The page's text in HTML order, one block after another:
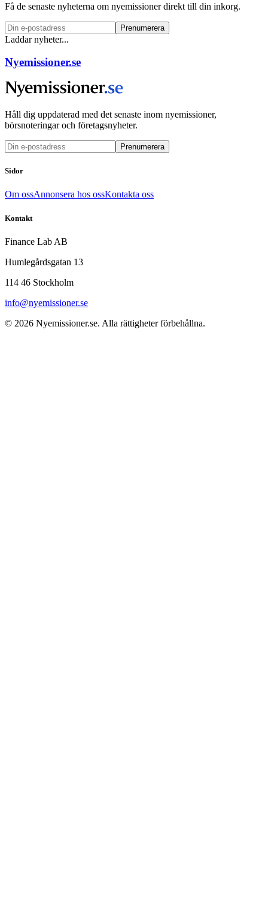
Få de senaste nyheterna om nyemissioner direkt till din inkorg.
Prenumerera
Laddar nyheter...
Nyemissioner.se
Håll dig uppdaterad med det senaste inom nyemissioner,
börsnoteringar och företagsnyheter.
Prenumerera
Sidor
Om ossAnnonsera hos ossKontakta oss
Kontakt
Finance Lab AB
Humlegårdsgatan 13
114 46 Stockholm
info@nyemissioner.se
© 2026 Nyemissioner.se. Alla rättigheter förbehållna.